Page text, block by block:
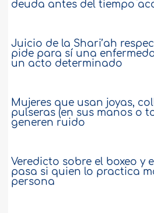
deuda antes del tiempo
Juicio de la Shari’ah
pide para sí una
un acto determinado
Mujeres que usan joyas,
pulseras (en sus manos o
generen ruido
Veredicto sobre el boxeo y
pasa si quien lo practica
persona